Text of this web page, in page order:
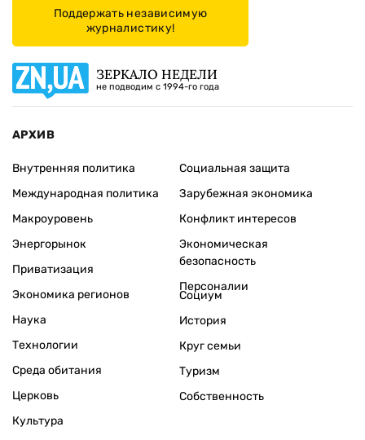
Поддержать независимую
журналистику!
ЗЕРКАЛО НЕДЕЛИ
не подводим с 1994-го года
АРХИВ
Внутренняя политика
Международная политика
Макроуровень
Энергорынок
Приватизация
Экономика регионов
Социальная защита
Зарубежная экономика
Конфликт интересов
Экономическая
безопасность
Персоналии
Наука
Технологии
Среда обитания
Церковь
Культура
Социум
История
Круг семьи
Туризм
Собственность